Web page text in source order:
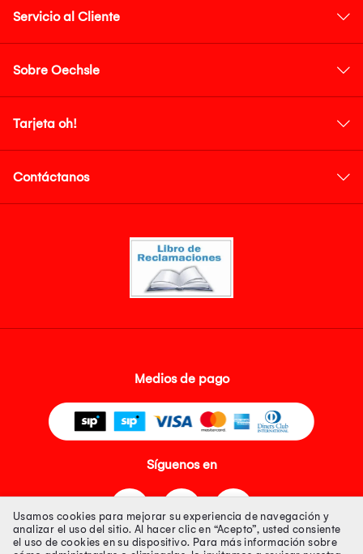
Servicio al Cliente
Sobre Oechsle
Tarjeta oh!
Contáctanos
Medios de pago
Síguenos en
Usamos cookies para mejorar su experiencia de navegación y
analizar el uso del sitio. Al hacer clic en “Acepto”, usted consiente
el uso de cookies en su dispositivo. Para más información sobre